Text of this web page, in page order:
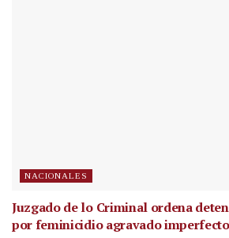
NACIONALES
Juzgado de lo Criminal ordena
por feminicidio agravado imperfecto